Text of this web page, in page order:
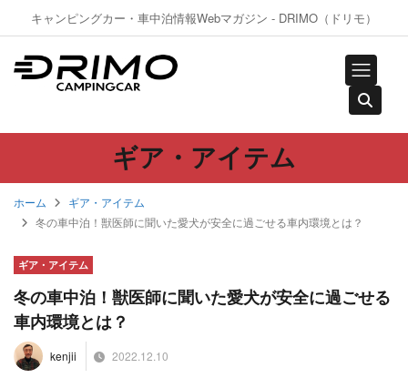
キャンピングカー・車中泊情報Webマガジン - DRIMO（ドリモ）
ギア・アイテム
ホーム
ギア・アイテム
冬の車中泊！獣医師に聞いた愛犬が安全に過ごせる車内環境とは？
ギア・アイテム
冬の車中泊！獣医師に聞いた愛犬が安全に過ごせる
車内環境とは？
kenjii 2022.12.10